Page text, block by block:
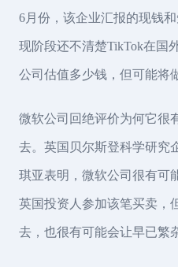
6月份，该企业汇报的现钱和
现阶段还不清楚TikTok在国
公司估值多少钱，但可能将
微软公司回绝评价为何它很
去。英国贝尔斯登科学研究
琪亚表明，微软公司很有可
英国投资人参加该笔买卖，
去，也很有可能会让早已繁